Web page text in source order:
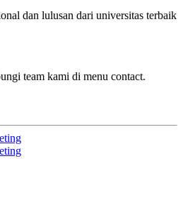
dan lulusan dari universitas terbaik
team kami di menu contact.